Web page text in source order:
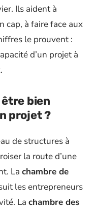
Ils aident à
cap, à faire face aux
le prouvent :
d’un projet à
être bien
projet ?
de structures à
la route d’une
La chambre de
les entrepreneurs
La chambre des